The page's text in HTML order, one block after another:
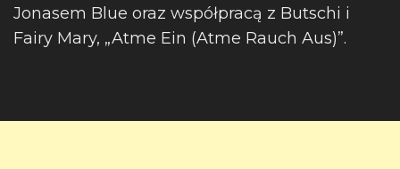
Jonasem Blue oraz współpracą z Butschi i
Fairy Mary, „Atme Ein (Atme Rauch Aus)”.